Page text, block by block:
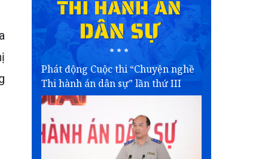
Phát động Cuộc thi “Chuyện nghề
Thi hành án dân sự” lần thứ III